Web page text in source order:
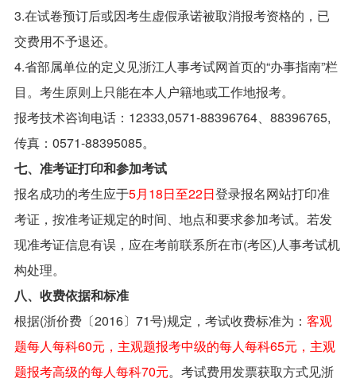
3.在试卷预订后或因考生虚假承诺被取消报考资格的，已
交费用不予退还。
4.省部属单位的定义见浙江人事考试网首页的“办事指南”栏
目。考生原则上只能在本人户籍地或工作地报考。
报考技术咨询电话：12333,0571-88396764、88396765,
传真：0571-88395085。
七、准考证打印和参加考试
报名成功的考生应于5月18日至22日登录报名网站打印准
考证，按准考证规定的时间、地点和要求参加考试。若发
现准考证信息有误，应在考前联系所在市(考区)人事考试机
构处理。
八、收费依据和标准
根据(浙价费〔2016〕71号)规定，考试收费标准为：客观
题每人每科60元，主观题报考中级的每人每科65元，主观
题报考高级的每人每科70元。考试费用发票获取方式见浙